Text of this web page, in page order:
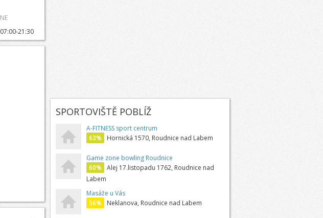
NE
07:00-21:30
SPORTOVIŠTĚ POBLÍŽ
A-FITNESS sport centrum
63%
Hornická 1570, Roudnice nad Labem
Game zone bowling Roudnice
60%
Alej 17.listopadu 1762, Roudnice nad
Labem
Masáže u Vás
56%
Neklanova, Roudnice nad Labem